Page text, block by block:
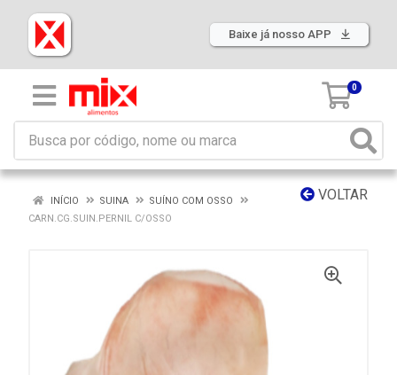
Baixe já nosso APP
0
VOLTAR
INÍCIO SUINA
SUÍNO COM OSSO
CARN.CG.SUIN.PERNIL C/OSSO